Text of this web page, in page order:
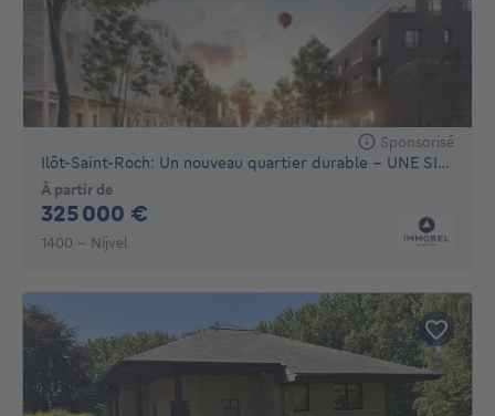
Sponsorisé
Ilôt-Saint-Roch: Un nouveau quartier durable - UNE SITUAT...
À partir de
325 000 €
1400 - Nijvel